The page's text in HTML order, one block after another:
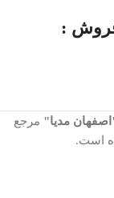
:
مدیا" مرجع
است.